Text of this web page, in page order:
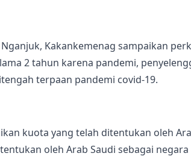
Kakankemenag sampaikan
2 tahun karena pandemi,
terpaan pandemi covid-19.
kuota yang telah ditentukan oleh
oleh Arab Saudi sebagai